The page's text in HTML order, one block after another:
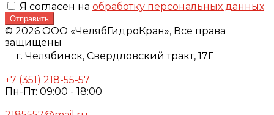
Я согласен на обработку персональных данных
Отправить
© 2026 ООО «ЧелябГидроКран», Все права
защищены
г. Челябинск, Свердловский тракт, 17Г
+7 (351) 218-55-57
Пн-Пт: 09:00 - 18:00